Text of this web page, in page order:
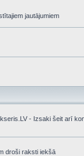
jautājumiem
- Izsaki šeit arī
droši raksti iekšā